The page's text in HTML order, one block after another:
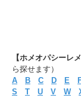
【ホメオパシーレ
ら探せます）
A
B C D E
S
T U V W